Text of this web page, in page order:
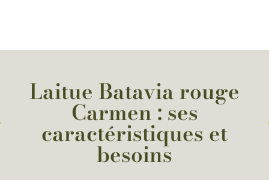
Laitue Batavia rouge
Carmen : ses
caractéristiques et
besoins